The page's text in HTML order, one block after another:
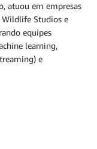
atuou em empresas
Studios e
equipes
learning,
e